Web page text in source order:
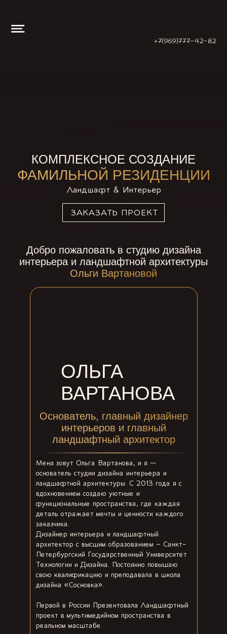
+7(969)777-42-82
КОМПЛЕКСНОЕ СОЗДАНИЕ
ФАМИЛЬНОЙ РЕЗИДЕНЦИИ
Ландшафт & Интерьер
ЗАКАЗАТЬ ПРОЕКТ
Добро пожаловать в студию дизайна
интерьера и ландшафтной архитектуры
Ольги Вартановой
ОЛЬГА
ВАРТАНОВА
Основатель, главный дизайнер
интерьеров и главный
ландшафтный архитектор
Меня зовут Ольга Вартанова, и я —
основатель студии дизайна интерьера и
ландшафтной архитектуры. С 2013 года я с
вдохновением создаю уютные и
функциональные пространства, где каждая
деталь отражает мечты и ценности каждого
заказчика.
Дизайнер интерьера и ландшафтный
архитектор с высшим образованием – Санкт-
Петербургский Государственный Университет
Технологии и Дизайна. Постоянно повышаю
свою квалификацию и преподавала в школа
дизайна «Сосновка».
Первой в России Презентовала Ландшафтный
проект в мультимедийном пространства в
реальном масштабе.